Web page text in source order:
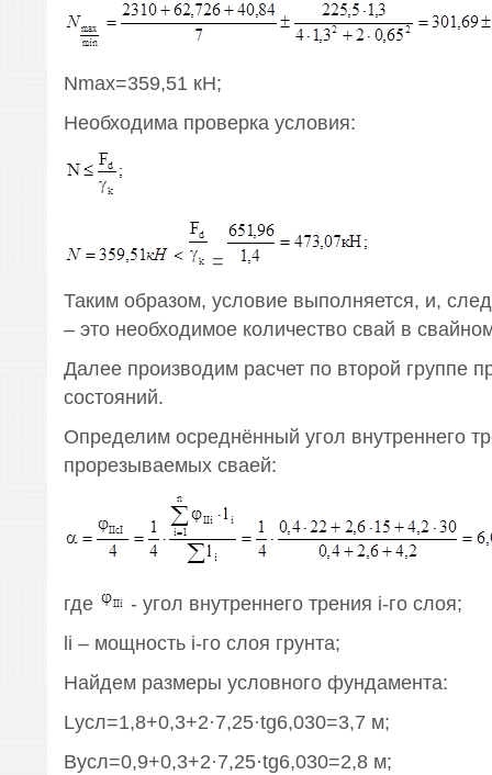
Nmax=359,51 кН;
Необходима проверка условия:
=
Таким образом, условие выполняется, и,
– это необходимое количество свай в
Далее производим расчет по второй группе
состояний.
Определим осреднённый угол внутреннего
прорезываемых сваей:
где
- угол внутреннего трения i-го слоя;
li – мощность i-го слоя грунта;
Найдем размеры условного фундамента:
Lусл=1,8+0,3+2·7,25·tg6,030=3,7 м;
Bусл=0,9+0,3+2·7,25·tg6,030=2,8 м;